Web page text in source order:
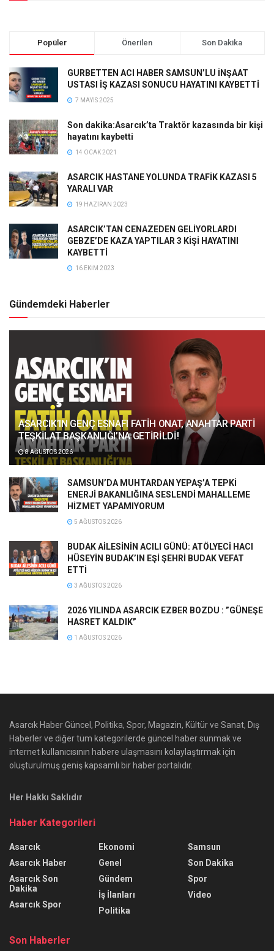
Popüler Önerilen Son Dakika
GURBETTEN ACI HABER SAMSUN’LU İNŞAAT
USTASI İŞ KAZASI SONUCU HAYATINI KAYBETTİ
7 MAYIS 2025
Son dakika:Asarcık’ta Traktör kazasında bir kişi
hayatını kaybetti
14 OCAK 2021
ASARCIK HASTANE YOLUNDA TRAFİK KAZASI 5
YARALI VAR
19 HAZIRAN 2023
ASARCIK’TAN CENAZEDEN GELİYORLARDI
GEBZE’DE KAZA YAPTILAR 3 KİŞİ HAYATINI
KAYBETTİ
16 EKIM 2023
Gündemdeki Haberler
ASARCIK’IN GENÇ ESNAFI FATİH ONAT, ANAHTAR PARTİ
TEŞKİLAT BAŞKANLIĞI’NA GETİRİLDİ!
8 AĞUSTOS 2026
SAMSUN’DA MUHTARDAN YEPAŞ’A TEPKİ
ENERJİ BAKANLIĞINA SESLENDİ MAHALLEME
HİZMET YAPAMIYORUM
5 AĞUSTOS 2026
BUDAK AİLESİNİN ACILI GÜNÜ: ATÖLYECİ HACI
HÜSEYİN BUDAK’IN EŞİ ŞEHRİ BUDAK VEFAT
ETTİ
3 AĞUSTOS 2026
2026 YILINDA ASARCIK EZBER BOZDU : ”GÜNEŞE
HASRET KALDIK”
1 AĞUSTOS 2026
Asarcık Haber Güncel, Politika, Spor, Magazin, Kültür ve Sanat, Dış
Haberler ve diğer tüm kategorilerde güncel haber sunmak ve
internet kullanıcısının habere ulaşmasını kolaylaştırmak için
oluşturulmuş geniş kapsamlı bir haber portalıdır.
Her Hakkı Saklıdır
Haber Kategorileri
Asarcık
Asarcık Haber
Asarcık Son
Dakika
Asarcık Spor
Ekonomi
Genel
Gündem
İş İlanları
Politika
Samsun
Son Dakika
Spor
Video
Son Haberler